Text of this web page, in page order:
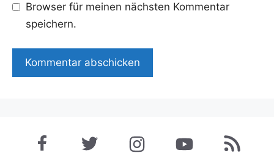
Browser für meinen nächsten Kommentar
speichern.